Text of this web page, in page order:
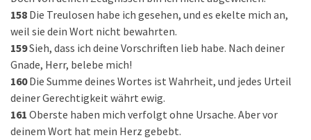
158 Die Treulosen habe ich gesehen, und es ekelte mich an,
weil sie dein Wort nicht bewahrten.
159Sieh, dass ich deine Vorschriften lieb habe. Nach deiner
Gnade, Herr, belebe mich!
160 Die Summe deines Wortes ist Wahrheit, und jedes Urteil
deiner Gerechtigkeit währt ewig.
161 Oberste haben mich verfolgt ohne Ursache. Aber vor
deinem Wort hat mein Herz gebebt.